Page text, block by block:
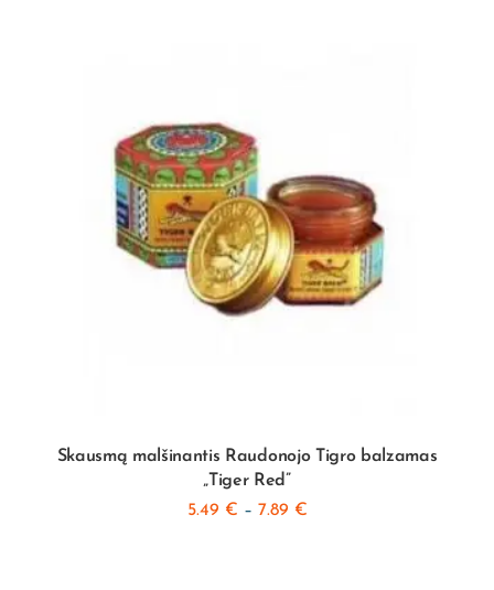
Skausmą malšinantis Raudonojo Tigro balzamas
„Tiger Red”
5.49 € – 7.89 €